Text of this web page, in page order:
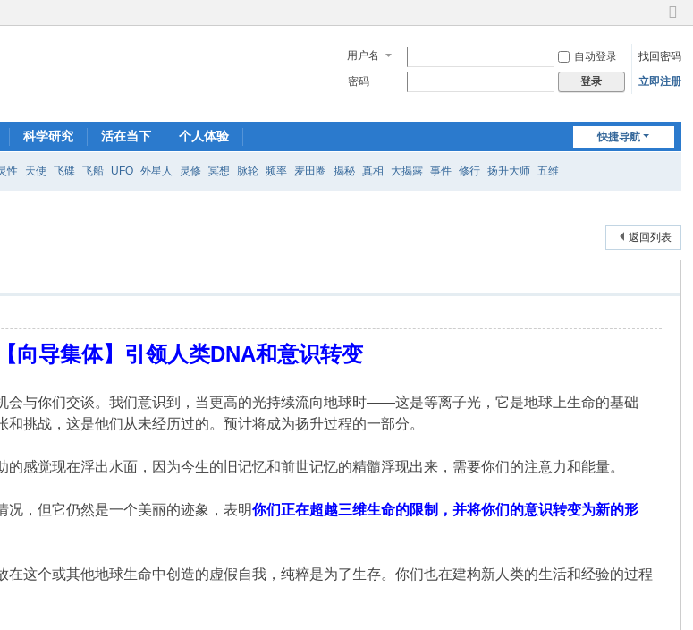
切
到
窄
用户名 自动登录
找回密码
密码
登录 立即注册
快捷导航
科学研究 活在当下 个人体验
性 天使 飞碟 飞船 UFO 外星人 灵修 冥想 脉轮 频率 麦田圈 揭秘 真相 大揭露 事件 修行 扬升大师 五维
返回列表
导集体】引领人类DNA和意识转变
会与你们交谈。我们意识到，当更高的光持续流向地球时——这是等离子光，它是地球上生命的基础
挑战，这是他们从未经历过的。预计将成为扬升过程的一部分。
感觉现在浮出水面，因为今生的旧记忆和前世记忆的精髓浮现出来，需要你们的注意力和能量。
况，但它仍然是一个美丽的迹象，表明你们正在超越三维生命的限制，并将你们的意识转变为新的形
这个或其他地球生命中创造的虚假自我，纯粹是为了生存。你们也在建构新人类的生活和经验的过程